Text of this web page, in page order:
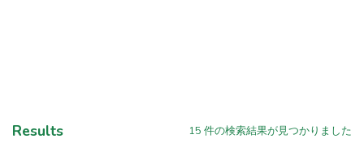
Results 15 件の検索結果が見つかりました